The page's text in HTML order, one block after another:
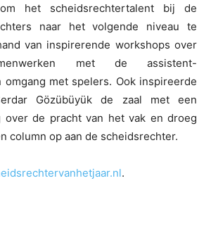
het scheidsrechtertalent bij de
naar het volgende niveau te
van inspirerende workshops over
met de assistent-
omgang met spelers. Ook inspireerde
Gözübüyük de zaal met een
over de pracht van het vak en droeg
column op aan de scheidsrechter.
.